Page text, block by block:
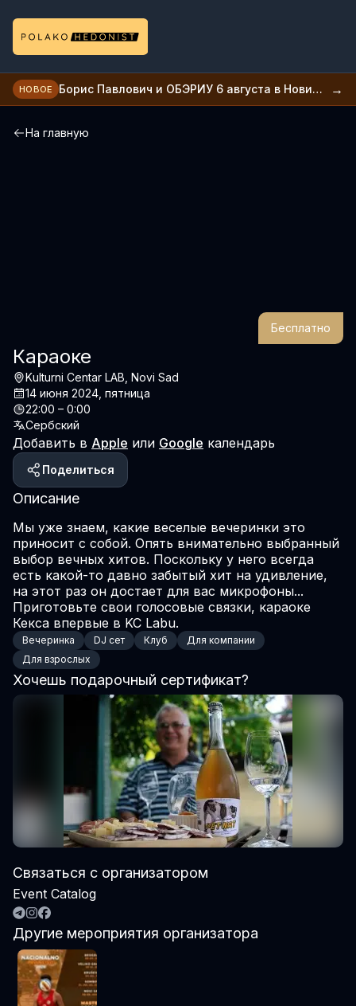
НОВОЕ
Борис Павлович и ОБЭРИУ 6 августа в Нови
саде
→
На главную
Бесплатно
Караоке
Kulturni Centar LAB, Novi Sad
14 июня 2024, пятница
22:00 – 0:00
Сербский
Добавить в Apple или Google календарь
Поделиться
Описание
Мы уже знаем, какие веселые вечеринки это
приносит с собой. Опять внимательно выбранный
выбор вечных хитов. Поскольку у него всегда
есть какой-то давно забытый хит на удивление,
на этот раз он достает для вас микрофоны...
Приготовьте свои голосовые связки, караоке
Кекса впервые в KC Labu.
Вечеринка DJ сет Клуб
Для компании
Для взрослых
Хочешь подарочный сертификат?
Связаться с организатором
Event Catalog
Другие мероприятия организатора